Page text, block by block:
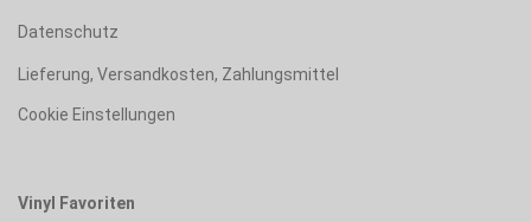
Datenschutz
Lieferung, Versandkosten, Zahlungsmittel
Cookie Einstellungen
Vinyl Favoriten